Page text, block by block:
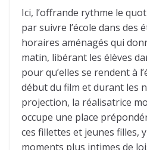
Ici, l’offrande rythme le
par suivre l’école dans des
horaires aménagés qui
matin, libérant les élèves
pour qu’elles se rendent à
début du film et durant les
projection, la réalisatrice
occupe une place
ces fillettes et jeunes filles,
moments plus intimes de